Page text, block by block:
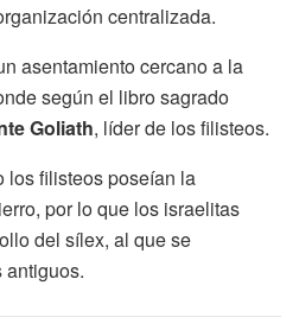
centralizada.
asentamiento cercano a la
según el libro sagrado
Goliath, líder de los filisteos.
los filisteos poseían la
por lo que los israelitas
del sílex, al que se
antiguos.